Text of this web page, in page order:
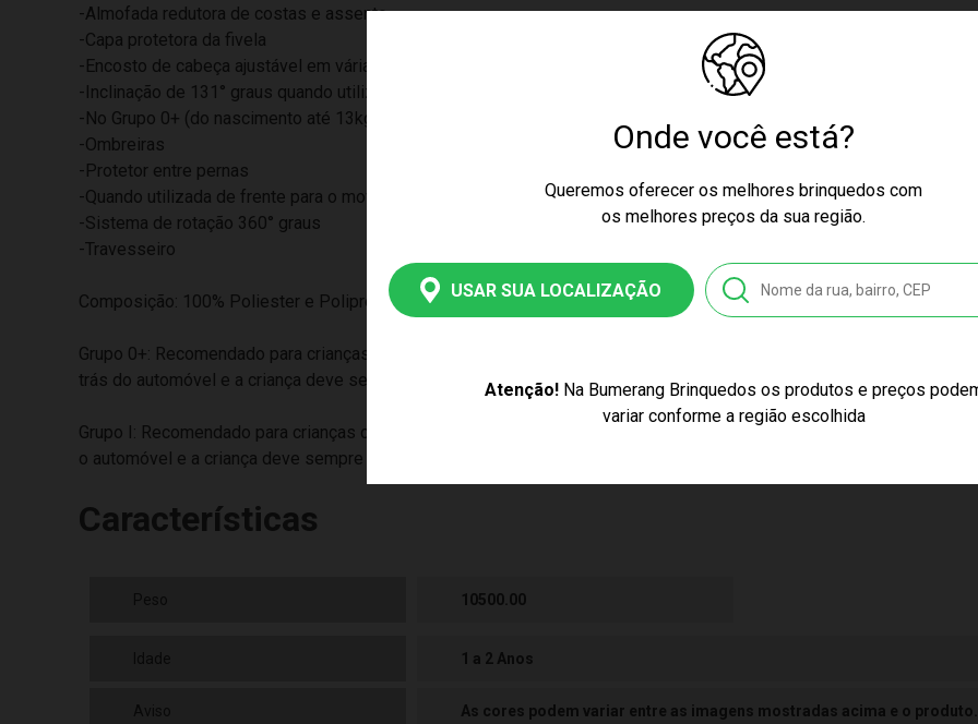
Onde você está?
Queremos oferecer os melhores brinquedos com
os melhores preços da sua região.
USAR SUA LOCALIZAÇÃO
Atenção!Na Bumerang Brinquedos os produtos e preços
variar conforme a região escolhida
-Almofada redutora de costas e assento
-Capa protetora da fivela
-Encosto de cabeça ajustável em várias posições
-Inclinação de 131° graus quando utilizada de costas para o movimento (medida em uma superfície plana)
-No Grupo 0+ (do nascimento até 13kg) 1 posição (mais reclinada) Instalada de costas para o movimento
-Ombreiras
-Protetor entre pernas
-Quando utilizada de frente para o movimento pode ser ajustada com apenas uma mão
-Sistema de rotação 360° graus
-Travesseiro
Composição: 100% Poliester e Polipropileno
Grupo 0+: Recomendado para crianças com peso até 13 Kg. Medindo até 80 Cm ou com 1 Ano de idade. A cadeira
trás do automóvel e a criança deve sempre estar presa pelo cinto da cadeirinha e pelo cinto do automóvel.
Grupo I: Recomendado para crianças com peso de 9 a 18 Kg. Medindo até 1 M ou com 1 Ano e 6 Meses de idade. A
o automóvel e a criança deve sempre estar presa pelo cinto da cadeirinha e pelo cinto do automóvel.
Características
10500.00
1 a 2 Anos
As cores podem variar entre as imagens mostradas acima e o